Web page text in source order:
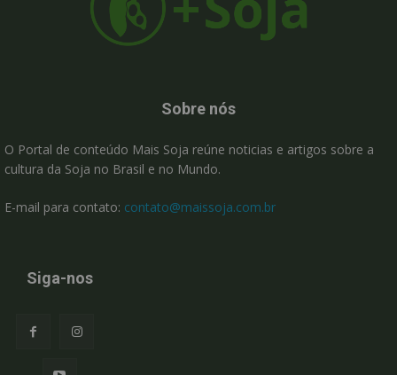
Sobre nós
O Portal de conteúdo Mais Soja reúne noticias e artigos sobre a
cultura da Soja no Brasil e no Mundo.
E-mail para contato: contato@maissoja.com.br
Siga-nos